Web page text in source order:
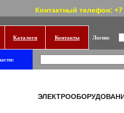
Контактный телефон:
Каталоги Контакты Логин: